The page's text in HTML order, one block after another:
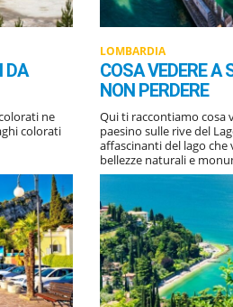
DA
ne
LOMBARDIA
COSA VEDERE A
NON PERDERE
Qui ti raccontiamo cosa
paesino sulle rive del
affascinanti del lago che
bellezze naturali e